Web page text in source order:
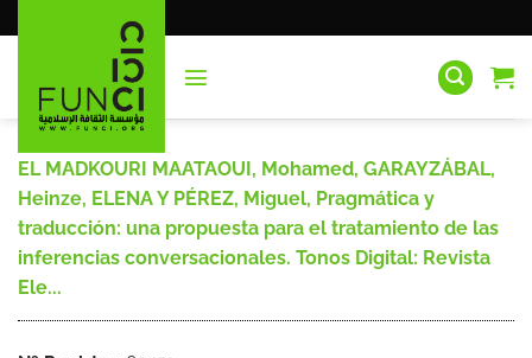
al
EL MADKOURI MAATAOUI, Mohamed, GARAYZÁBAL,
Heinze, ELENA Y PÉREZ, Miguel, Pragmática y
traducción: una propuesta para el tratamiento de las
inferencias conversacionales. Tonos Digital: Revista
Ele...